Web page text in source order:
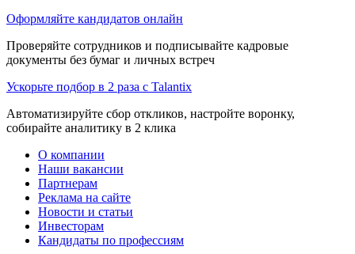
Оформляйте кандидатов онлайн
Проверяйте сотрудников и подписывайте кадровые
документы без бумаг и личных встреч
Ускорьте подбор в 2 раза с Talantix
Автоматизируйте сбор откликов, настройте воронку,
собирайте аналитику в 2 клика
О компании
Наши вакансии
Партнерам
Реклама на сайте
Новости и статьи
Инвесторам
Кандидаты по профессиям